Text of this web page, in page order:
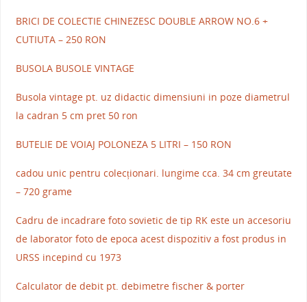
BRICI DE COLECTIE CHINEZESC DOUBLE ARROW NO.6 +
CUTIUTA – 250 RON
BUSOLA BUSOLE VINTAGE
Busola vintage pt. uz didactic dimensiuni in poze diametrul
la cadran 5 cm pret 50 ron
BUTELIE DE VOIAJ POLONEZA 5 LITRI – 150 RON
cadou unic pentru colecționari. lungime cca. 34 cm greutate
– 720 grame
Cadru de incadrare foto sovietic de tip RK este un accesoriu
de laborator foto de epoca acest dispozitiv a fost produs in
URSS incepind cu 1973
Calculator de debit pt. debimetre fischer & porter